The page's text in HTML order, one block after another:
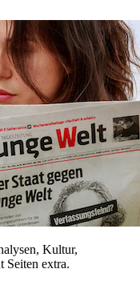
Kultur,
Seiten extra.